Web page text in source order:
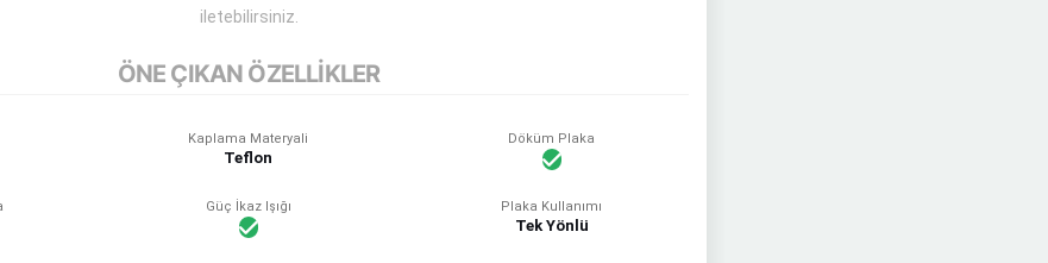
iletebilirsiniz.
ÖNE ÇIKAN ÖZELLİKLER
Kaplama Materyali
Teflon
Döküm Plaka
Güç İkaz Işığı Plaka Kullanımı
Tek Yönlü